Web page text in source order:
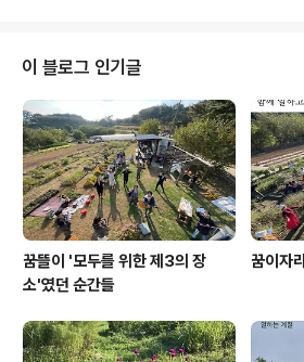
뜰농장에서 다시 만나자는 약속을 잡아보는 것은 또 어
세요? 🌳 10월 21일(금)~22일(토) 오후 2시~5시, 꿈
자라는뜰 농장에서 만나요 🥕 친구와 나눠먹을 음식
져오셔도 좋고, 그냥 오셔도 좋습니다. 꿈뜰에서는 허
와 커피, 쿠키를 준비해 놓을게요. 꿈뜰 허브데이가
던 것 처럼, 좀 더 적극적으..
이 블로그 인기글
꿈뜰이 '모두를 위한 제3의 장
소'였던 순간들
꿈이자